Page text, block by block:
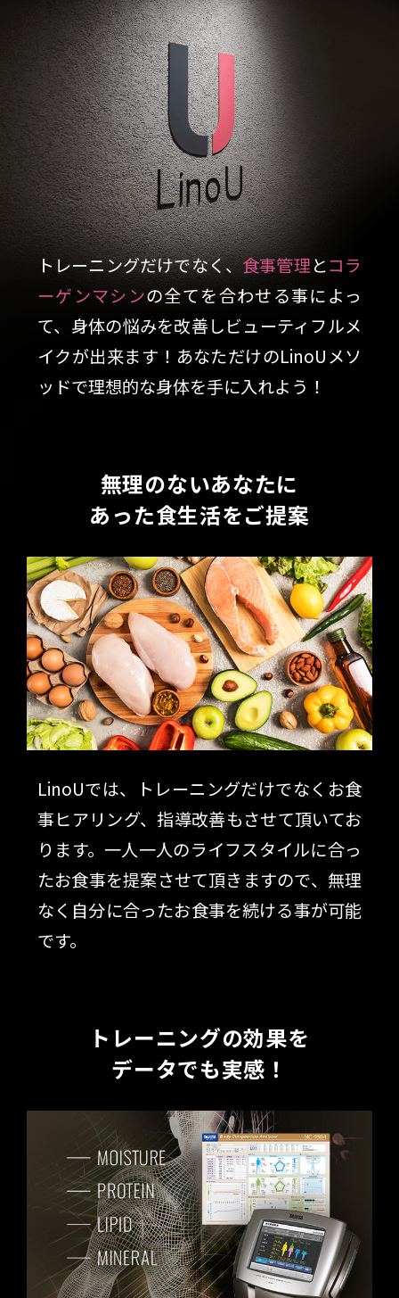
トレーニングだけでなく、食事管理とコラ
ーゲンマシンの全てを合わせる事によっ
て、身体の悩みを改善しビューティフルメ
イクが出来ます！あなただけのLinoUメソ
ッドで理想的な身体を手に入れよう！
無理のないあなたに
あった食生活をご提案
LinoUでは、トレーニングだけでなくお食
事ヒアリング、指導改善もさせて頂いてお
ります。一人一人のライフスタイルに合っ
たお食事を提案させて頂きますので、無理
なく自分に合ったお食事を続ける事が可能
です。
トレーニングの効果を
データでも実感！